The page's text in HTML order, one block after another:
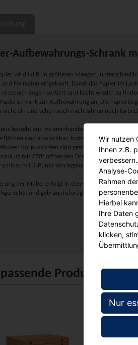
Aufbewahrungs-Schrank
wird i.d.R. in größeren Mengen,
und Formaten eingekauft. Damit das Papier im
einzelnen Bögen sortiert und leicht wieder zu
zur Aufbewahrung an. Die
nicht ein und sehen auch nach Jahren noch
besteht aus melaminharzbeschichteten
sind abwischbar, kratzfest unempfindlich
Korpuskanten sind geschlossen. Er hat
ist mit 270° öffnenden Drehscharnieren und
mit 3-Punkt-Verriegelung ausgestattet.
der Möbel erfolgt in den von Ihnen
und gebrauchsfertige Montage wird
Produkte
Wir nutzen
Ihnen z.B.
Analyse-
Rahmen
Hierbei
Ihre Daten
klicken,
Nur